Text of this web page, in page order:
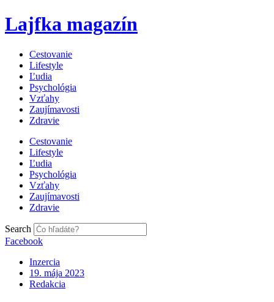
Preskočiť
na
Lajfka magazín
Cestovanie
Lifestyle
Ľudia
Psychológia
Vzťahy
Zaujímavosti
Zdravie
Cestovanie
Lifestyle
Ľudia
Psychológia
Vzťahy
Zaujímavosti
Zdravie
Search
Facebook
Inzercia
19. mája 2023
Redakcia